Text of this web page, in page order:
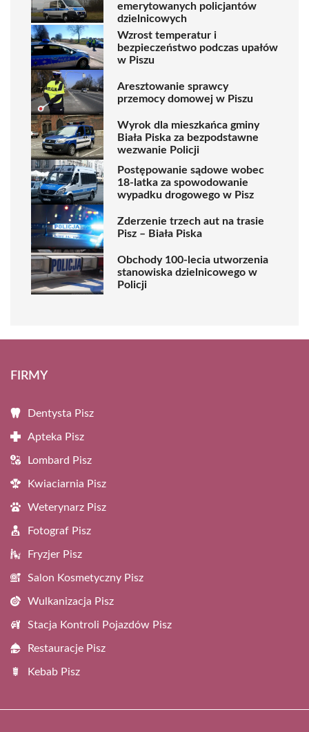
emerytowanych policjantów
dzielnicowych
Wzrost temperatur i
bezpieczeństwo podczas upałów
w Piszu
Aresztowanie sprawcy
przemocy domowej w Piszu
Wyrok dla mieszkańca gminy
Biała Piska za bezpodstawne
wezwanie Policji
Postępowanie sądowe wobec
18-latka za spowodowanie
wypadku drogowego w Pisz
Zderzenie trzech aut na trasie
Pisz – Biała Piska
Obchody 100-lecia utworzenia
stanowiska dzielnicowego w
Policji
FIRMY
Dentysta Pisz
Apteka Pisz
Lombard Pisz
Kwiaciarnia Pisz
Weterynarz Pisz
Fotograf Pisz
Fryzjer Pisz
Salon Kosmetyczny Pisz
Wulkanizacja Pisz
Stacja Kontroli Pojazdów Pisz
Restauracje Pisz
Kebab Pisz